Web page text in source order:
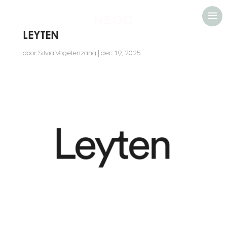
a
LEYTEN
door Silvia Vogelenzang dec 19, 2025